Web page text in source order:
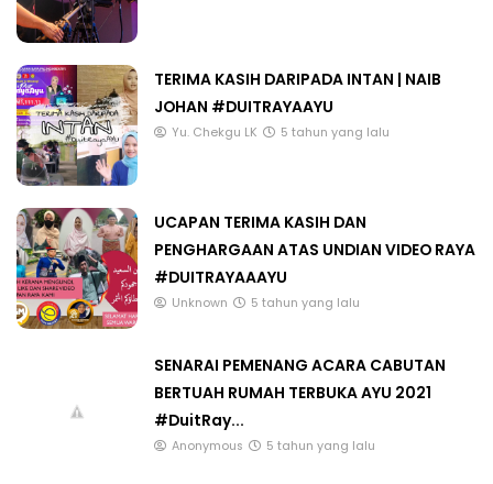
TERIMA KASIH DARIPADA INTAN | NAIB
JOHAN #DUITRAYAAYU
Yu. Chekgu LK 5 tahun yang lalu
UCAPAN TERIMA KASIH DAN
PENGHARGAAN ATAS UNDIAN VIDEO RAYA
#DUITRAYAAAYU
Unknown 5 tahun yang lalu
SENARAI PEMENANG ACARA CABUTAN
BERTUAH RUMAH TERBUKA AYU 2021
#DuitRay...
Anonymous 5 tahun yang lalu